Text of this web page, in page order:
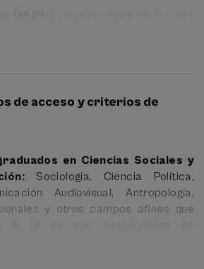
para entornos seguros.
y la infraestructura material que
de acceso y criterios de
en Ciencias Sociales y
Sociología, Ciencia Política,
Audiovisual, Antropología,
y otros campos afines que
de programación.